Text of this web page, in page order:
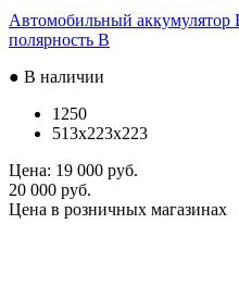
Автомобильный аккумулятор
полярность B
● В наличии
1250
513x223x223
Цена: 19 000 руб.
20 000 руб.
Цена в розничных магазинах